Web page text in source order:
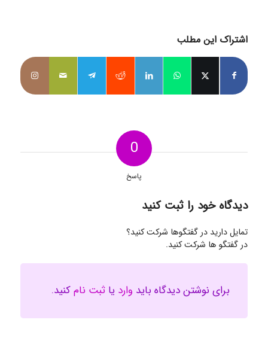
اشتراک این مطلب
0
پاسخ
دیدگاه خود را ثبت کنید
تمایل دارید در گفتگوها شرکت کنید؟
در گفتگو ها شرکت کنید.
برای نوشتن دیدگاه باید وارد یا ثبت نامکنید.